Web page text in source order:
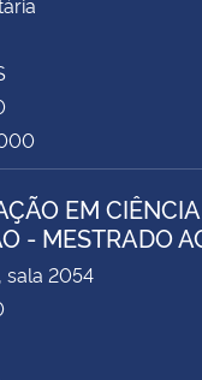
EM
- MESTRADO
sala 2054